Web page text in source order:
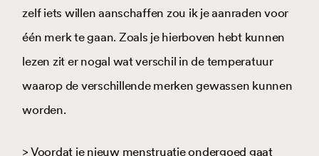
zelf iets willen aanschaffen zou ik je aanraden voor
één merk te gaan. Zoals je hierboven hebt kunnen
lezen zit er nogal wat verschil in de temperatuur
waarop de verschillende merken gewassen kunnen
worden.
> Voordat je nieuw menstruatie ondergoed gaat